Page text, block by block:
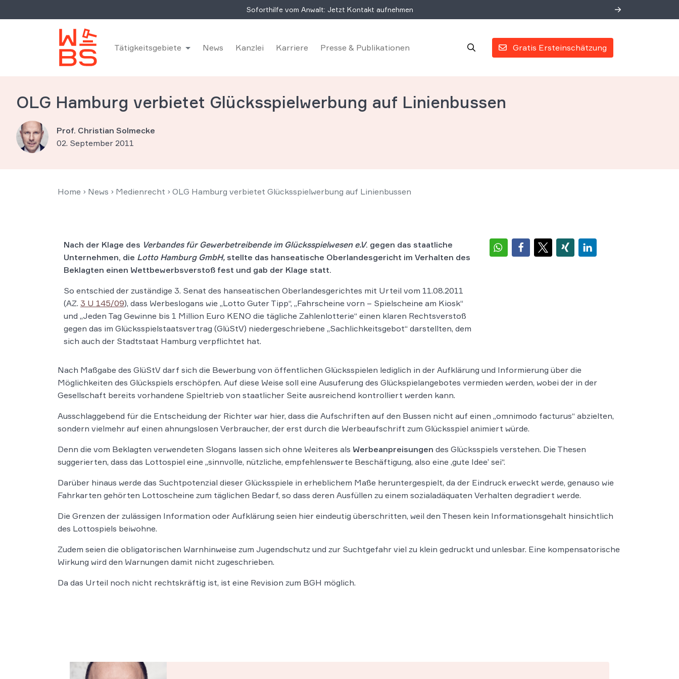
Soforthilfe vom Anwalt: Jetzt Kontakt aufnehmen
Gratis Ersteinschätzung
Tätigkeitsgebiete News Kanzlei Karriere Presse & Publikationen
OLG Hamburg verbietet Glücksspielwerbung auf Linienbussen
Prof. Christian Solmecke
02. September 2011
Home › News › Medienrecht › OLG Hamburg verbietet Glücksspielwerbung auf Linienbussen
Nach der Klage des Verbandes für Gewerbetreibende im Glücksspielwesen e.V. gegen das staatliche
Unternehmen, die Lotto Hamburg GmbH, stellte das hanseatische Oberlandesgericht im Verhalten des
Beklagten einen Wettbewerbsverstoß fest und gab der Klage statt.
So entschied der zuständige 3. Senat des hanseatischen Oberlandesgerichtes mit Urteil vom 11.08.2011
(AZ. 3 U 145/09), dass Werbeslogans wie „Lotto Guter Tipp“, „Fahrscheine vorn – Spielscheine am Kiosk“
und „Jeden Tag Gewinne bis 1 Million Euro KENO die tägliche Zahlenlotterie“ einen klaren Rechtsverstoß
gegen das im Glücksspielstaatsvertrag (GlüStV) niedergeschriebene „Sachlichkeitsgebot“ darstellten, dem
sich auch der Stadtstaat Hamburg verpflichtet hat.
Nach Maßgabe des GlüStV darf sich die Bewerbung von öffentlichen Glücksspielen lediglich in der Aufklärung und Informierung über die
Möglichkeiten des Glückspiels erschöpfen. Auf diese Weise soll eine Ausuferung des Glückspielangebotes vermieden werden, wobei der in der
Gesellschaft bereits vorhandene Spieltrieb von staatlicher Seite ausreichend kontrolliert werden kann.
Ausschlaggebend für die Entscheidung der Richter war hier, dass die Aufschriften auf den Bussen nicht auf einen „omnimodo facturus“ abzielten,
sondern vielmehr auf einen ahnungslosen Verbraucher, der erst durch die Werbeaufschrift zum Glücksspiel animiert würde.
Denn die vom Beklagten verwendeten Slogans lassen sich ohne Weiteres als Werbeanpreisungen des Glücksspiels verstehen. Die Thesen
suggerierten, dass das Lottospiel eine „sinnvolle, nützliche, empfehlenswerte Beschäftigung, also eine ‚gute Idee’ sei“.
Darüber hinaus werde das Suchtpotenzial dieser Glücksspiele in erheblichem Maße heruntergespielt, da der Eindruck erweckt werde, genauso wie
Fahrkarten gehörten Lottoscheine zum täglichen Bedarf, so dass deren Ausfüllen zu einem sozialadäquaten Verhalten degradiert werde.
Die Grenzen der zulässigen Information oder Aufklärung seien hier eindeutig überschritten, weil den Thesen kein Informationsgehalt hinsichtlich
des Lottospiels beiwohne.
Zudem seien die obligatorischen Warnhinweise zum Jugendschutz und zur Suchtgefahr viel zu klein gedruckt und unlesbar. Eine kompensatorische
Wirkung wird den Warnungen damit nicht zugeschrieben.
Da das Urteil noch nicht rechtskräftig ist, ist eine Revision zum BGH möglich.